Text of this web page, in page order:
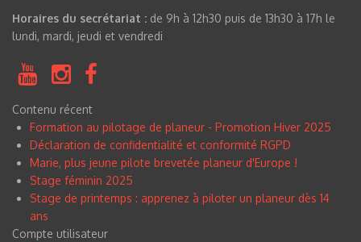
Horaires du secrétariat : de 9h à 12h30 puis de 13h30 à 17h le
lundi, mardi, jeudi et vendredi
Contenu récent
Formation au pilotage de planeur - Promotion Hiver 2025
Déclaration de confidentialité et conformité RGPD
Marie, plus jeune pilote brevetée planeur d'Europe !
Stage féminin 2025
Stage de printemps : apprenez à piloter un planeur dès 14
ans
Compte utilisateur